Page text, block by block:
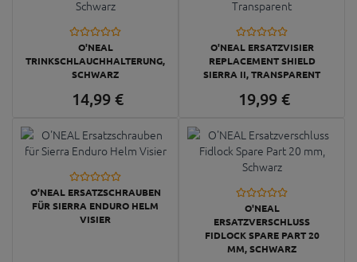
O'NEAL
TRINKSCHLAUCHHALTERUNG,
SCHWARZ
14,99€
O'NEAL ERSATZVISIER
REPLACEMENT SHIELD
SIERRA II, TRANSPARENT
19,99€
O'NEAL ERSATZSCHRAUBEN
FÜR SIERRA ENDURO HELM
VISIER
O'NEAL
ERSATZVERSCHLUSS
FIDLOCK SPARE PART 20
MM, SCHWARZ